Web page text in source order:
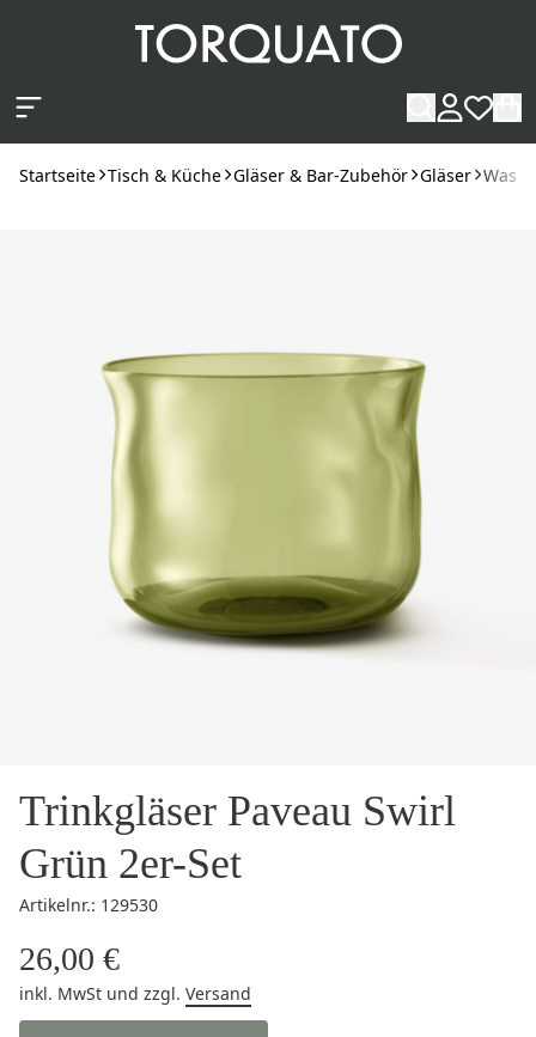
Startseite Tisch & Küche Gläser & Bar-Zubehör Gläser
Trinkgläser Paveau Swirl
Grün 2er-Set
Artikelnr.: 129530
26,00 €
inkl. MwSt und zzgl. Versand